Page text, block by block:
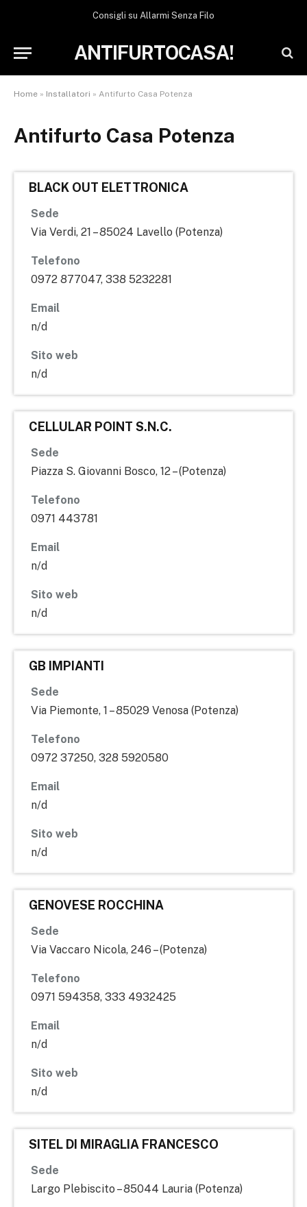
Consigli su Allarmi Senza Filo
ANTIFURTOCASA!
Home » Installatori » Antifurto Casa Potenza
Antifurto Casa Potenza
BLACK OUT ELETTRONICA
Sede
Via Verdi, 21 – 85024 Lavello (Potenza)
Telefono
0972 877047, 338 5232281
Email
n/d
Sito web
n/d
CELLULAR POINT S.N.C.
Sede
Piazza S. Giovanni Bosco, 12 – (Potenza)
Telefono
0971 443781
Email
n/d
Sito web
n/d
GB IMPIANTI
Sede
Via Piemonte, 1 – 85029 Venosa (Potenza)
Telefono
0972 37250, 328 5920580
Email
n/d
Sito web
n/d
GENOVESE ROCCHINA
Sede
Via Vaccaro Nicola, 246 – (Potenza)
Telefono
0971 594358, 333 4932425
Email
n/d
Sito web
n/d
SITEL DI MIRAGLIA FRANCESCO
Sede
Largo Plebiscito – 85044 Lauria (Potenza)